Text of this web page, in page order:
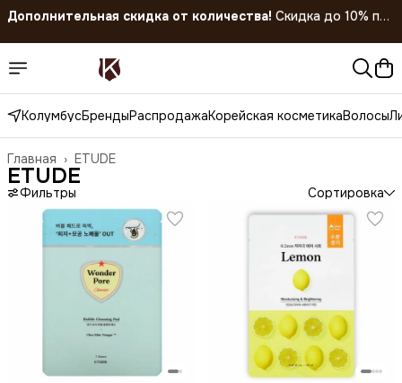
Скидка 45% на все товары до 31.07.2026
КолумбусБрендыРаспродажаКорейская косметикаВолосы
ETUDE
Главная ›
ETUDE
Фильтры Сортировка